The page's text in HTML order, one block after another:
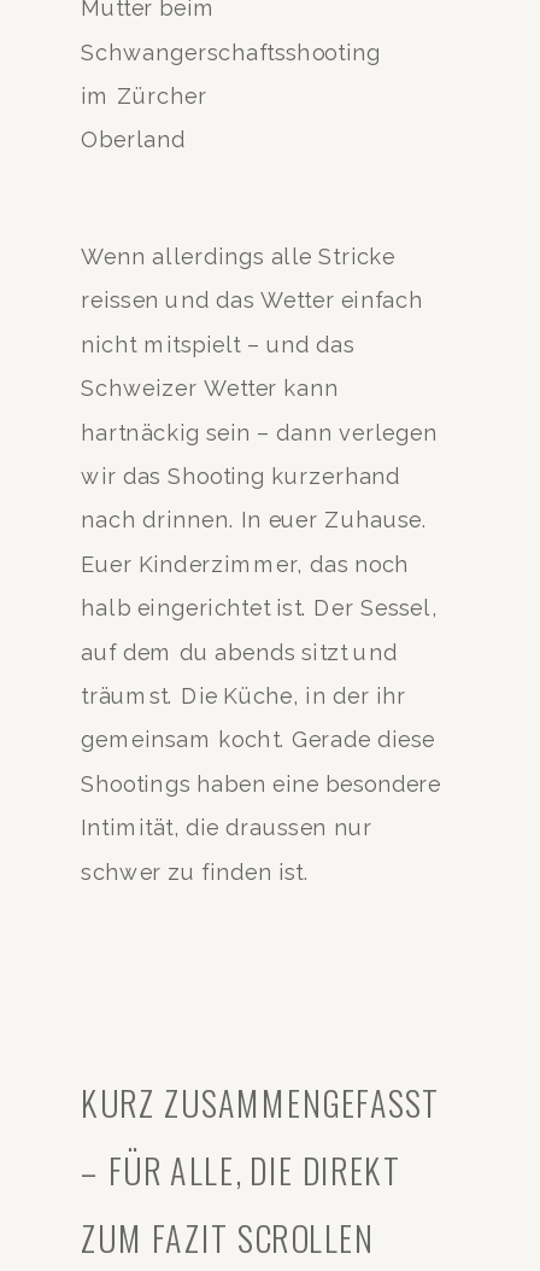
Wenn allerdings alle Stricke
reissen und das Wetter einfach
nicht mitspielt – und das
Schweizer Wetter kann
hartnäckig sein – dann verlegen
wir das Shooting kurzerhand
nach drinnen. In euer Zuhause.
Euer Kinderzimmer, das noch
halb eingerichtet ist. Der Sessel,
auf dem du abends sitzt und
träumst. Die Küche, in der ihr
gemeinsam kocht. Gerade diese
Shootings haben eine besondere
Intimität, die draussen nur
schwer zu finden ist.
KURZ ZUSAMMENGEFASST
– FÜR ALLE, DIE DIREKT
ZUM FAZIT SCROLLEN